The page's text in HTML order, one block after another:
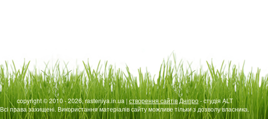
copyright © 2010 - 2026, rasteniya.in.ua |створення сайтів Дніпро- студія ALT
Всі права захищені. Використання матеріалів сайту можливе тільки з дозволу власника.